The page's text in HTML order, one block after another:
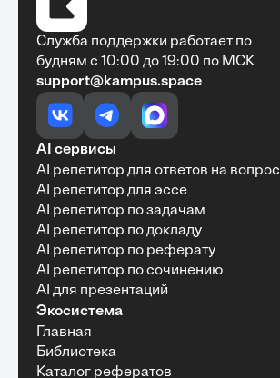
Очень быстро, недорого,
доступно
Алексей Антонов•27 мая, 2025
Обучение с Кампус Хаб — очень
полезной информации. Рекомендую
Рекомендую Кампус АИ всем,
учиться эффективно и с
Марина Щербакова
Пользуюсь сайтом Кампус АИ уже
месяцев и хочу отметить высокий
удобства и информативности.
отлично подходит как для
Служба поддержки работает по
будням с 10:00 до 19:00 по МСК
support@kampus.space
AI сервисы
AI репетитор для ответов на
AI репетитор для эссе
AI репетитор по задачам
AI репетитор по докладу
AI репетитор по реферату
AI репетитор по сочинению
AI для презентаций
Экосистема
Главная
Библиотека
Каталог рефератов